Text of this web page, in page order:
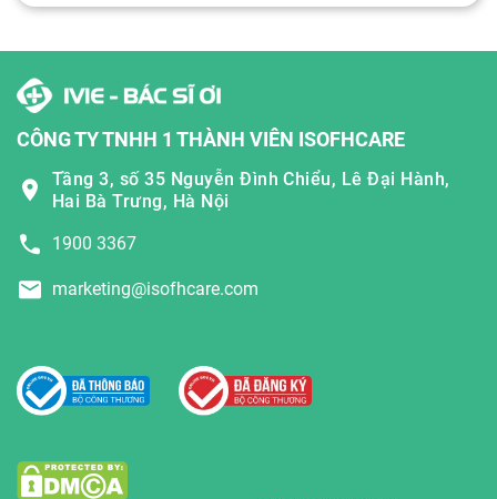
CÔNG TY TNHH 1 THÀNH VIÊN ISOFHCARE
Tầng 3, số 35 Nguyễn Đình Chiểu, Lê Đại Hành,
Hai Bà Trưng, Hà Nội
1900 3367
marketing@isofhcare.com